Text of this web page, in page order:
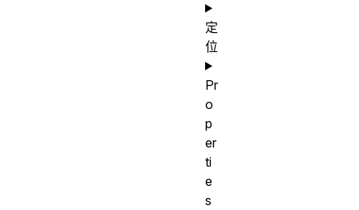
定
位
Pr
o
p
er
ti
e
s